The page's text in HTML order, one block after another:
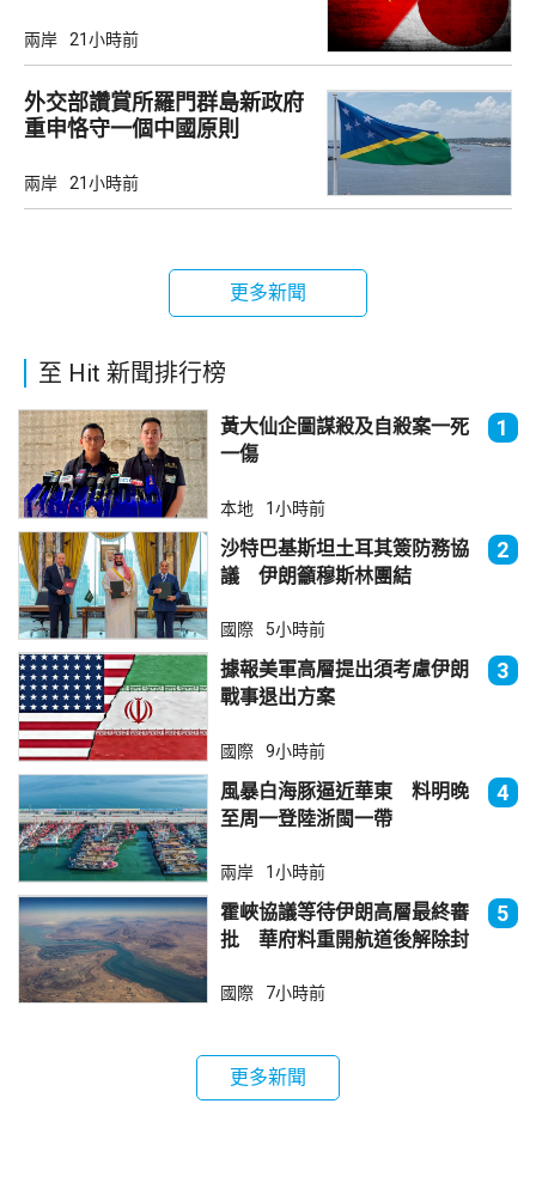
兩岸 21小時前
外交部讚賞所羅門群島新政府
重申恪守一個中國原則
兩岸 21小時前
更多新聞
至 Hit 新聞排行榜
黃大仙企圖謀殺及自殺案一死
一傷
1
本地 1小時前
沙特巴基斯坦土耳其簽防務協
議 伊朗籲穆斯林團結
2
國際 5小時前
據報美軍高層提出須考慮伊朗
戰事退出方案
3
國際 9小時前
風暴白海豚逼近華東 料明晚
至周一登陸浙閩一帶
4
兩岸 1小時前
霍峽協議等待伊朗高層最終審
批 華府料重開航道後解除封
5
國際 7小時前
更多新聞